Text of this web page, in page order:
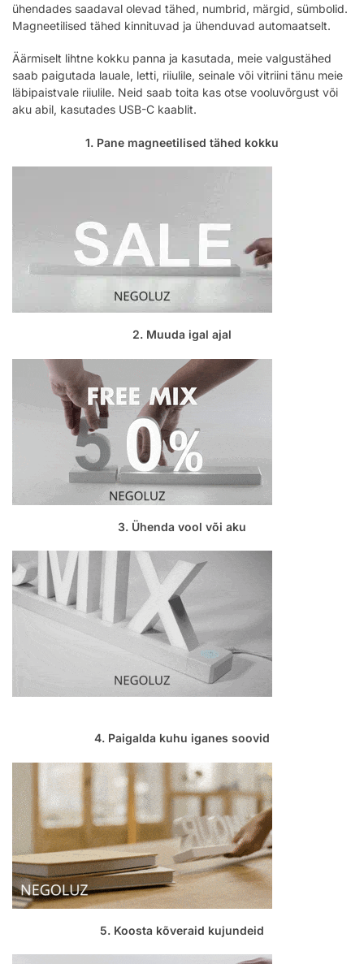
ühendades saadaval olevad tähed, numbrid, märgid, sümbolid.
Magneetilised tähed kinnituvad ja ühenduvad automaatselt.
Äärmiselt lihtne kokku panna ja kasutada, meie valgustähed
saab paigutada lauale, letti, riiulile, seinale või vitriini tänu meie
läbipaistvale riiulile. Neid saab toita kas otse vooluvõrgust või
aku abil, kasutades USB-C kaablit.
1. Pane magneetilised tähed kokku
2. Muuda igal ajal
3. Ühenda vool või aku
4. Paigalda kuhu iganes soovid
5. Koosta kõveraid kujundeid